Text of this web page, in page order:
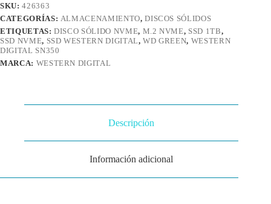
M.2
cantidad
SKU:426363
CATEGORÍAS: ALMACENAMIENTO,DISCOS SÓLIDOS
ETIQUETAS:DISCO SÓLIDO NVME, M.2 NVME, SSD 1TB,
SSD NVME, SSD WESTERN DIGITAL,WD GREEN, WESTERN
DIGITAL SN350
MARCA: WESTERN DIGITAL
Descripción
Información adicional